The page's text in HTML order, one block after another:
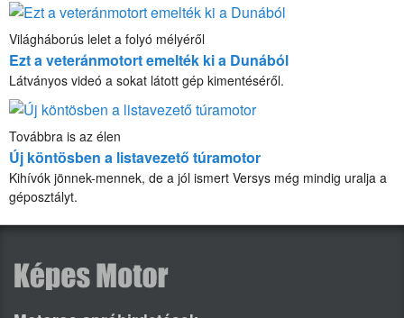
Világháborús lelet a folyó mélyéről
Ezt a veteránmotort emelték ki a Dunából
Látványos videó a sokat látott gép kimentéséről.
Továbbra is az élen
Új köntösben a listavezető túramotor
Kihívók jönnek-mennek, de a jól ismert Versys még mindig uralja a
géposztályt.